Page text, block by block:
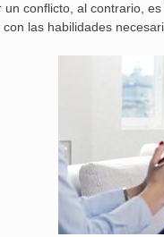
conflicto, al contrario,
con las habilidades